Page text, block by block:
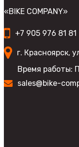
«BIKE COMPANY»
+7 905 976 81 81
г. Красноярск,
Время работы:
sales@bike-